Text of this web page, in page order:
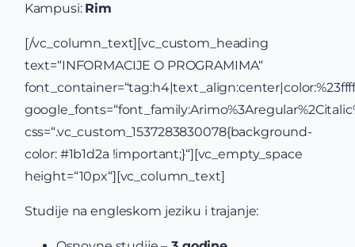
Kampusi: Rim
[/vc_column_text][vc_custom_heading
text=“INFORMACIJE O PROGRAMIMA“
css=“.vc_custom_1537283830078{background-
color: #1b1d2a !important;}“][vc_empty_space
height=“10px“][vc_column_text]
Studije na engleskom jeziku i trajanje: